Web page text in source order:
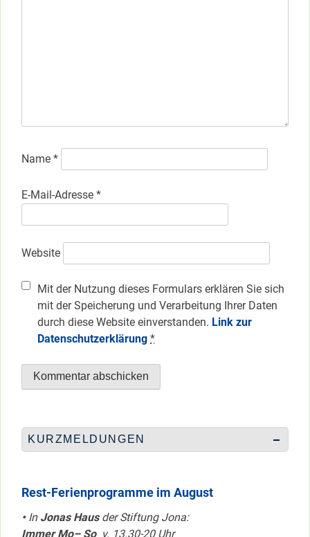
Name *
E-Mail-Adresse *
Website
Mit der Nutzung dieses Formulars erklären Sie sich
mit der Speicherung und Verarbeitung Ihrer Daten
durch diese Website einverstanden. Link zur
Datenschutzerklärung *
KURZMELDUNGEN
Rest-Ferienprogramme im August
•InJonas Hausder Stiftung Jona:
Immer Mo– So v. 13.30-20 Uhr